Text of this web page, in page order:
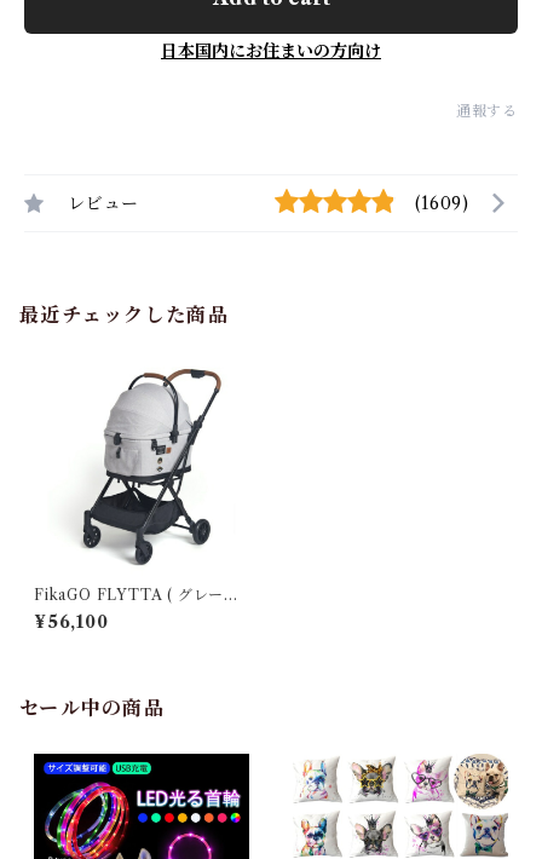
日本国内にお住まいの方向け
通報する
レビュー (1609)
最近チェックした商品
FikaGO FLYTTA ( グレーハ
スキー )
¥56,100
セール中の商品